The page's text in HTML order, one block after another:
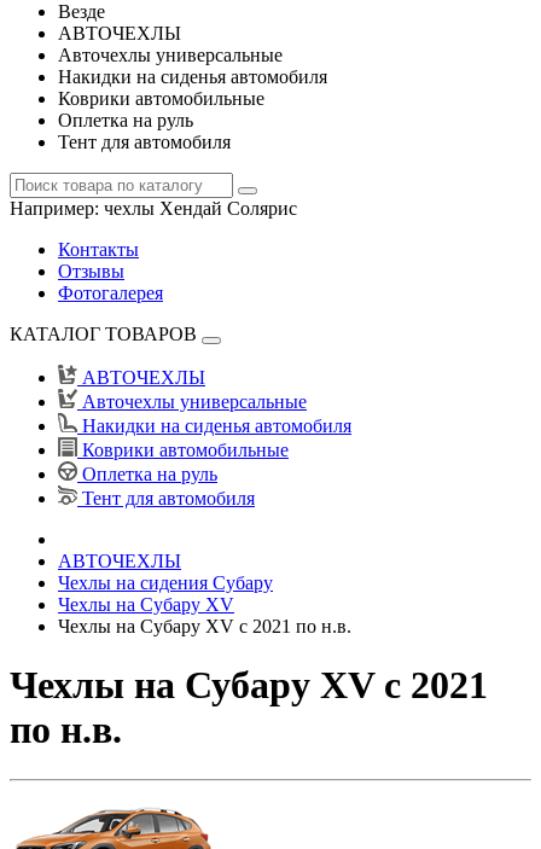
Везде
АВТОЧЕХЛЫ
Авточехлы универсальные
Накидки на сиденья автомобиля
Коврики автомобильные
Оплетка на руль
Тент для автомобиля
Например: чехлы Хендай Солярис
Контакты
Отзывы
Фотогалерея
КАТАЛОГ ТОВАРОВ
АВТОЧЕХЛЫ
Авточехлы универсальные
Накидки на сиденья автомобиля
Коврики автомобильные
Оплетка на руль
Тент для автомобиля
АВТОЧЕХЛЫ
Чехлы на сидения Субару
Чехлы на Субару XV
Чехлы на Субару XV с 2021 по н.в.
Чехлы на Субару XV с 2021
по н.в.